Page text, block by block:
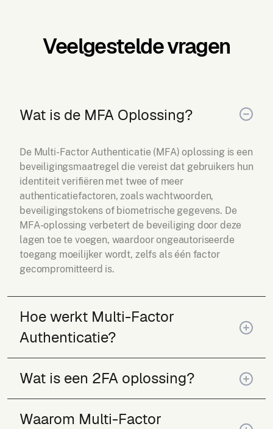
Veelgestelde vragen
Wat is de MFA Oplossing?
De Multi-Factor Authenticatie (MFA) oplossing is een
beveiligingsmaatregel die vereist dat gebruikers hun
identiteit verifiëren met twee of meer
authenticatiefactoren, zoals wachtwoorden,
beveiligingstokens of biometrische gegevens. De
MFA-oplossing verbetert de beveiliging door deze
lagen toe te voegen, waardoor ongeautoriseerde
toegang moeilijker wordt, zelfs als één factor
gecompromitteerd is.
Hoe werkt Multi-Factor
Authenticatie?
Wat is een 2FA oplossing?
Waarom Multi-Factor